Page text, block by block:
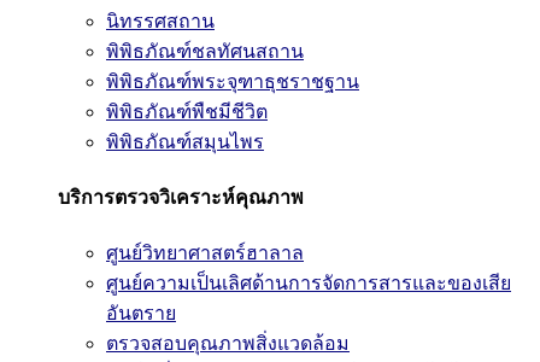
นิทรรศสถาน
พิพิธภัณฑ์ชลทัศนสถาน
พิพิธภัณฑ์พระจุฑาธุชราชฐาน
พิพิธภัณฑ์พืชมีชีวิต
พิพิธภัณฑ์สมุนไพร
บริการตรวจวิเคราะห์คุณภาพ
ศูนย์วิทยาศาสตร์ฮาลาล
ศูนย์ความเป็นเลิศด้านการจัดการสารและของเสีย
อันตราย
ตรวจสอบคุณภาพสิ่งแวดล้อม